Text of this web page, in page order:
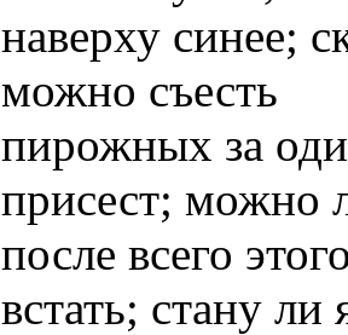
наверху синее;
можно съесть
пирожных за
присест; можно
после всего
встать; стану ли